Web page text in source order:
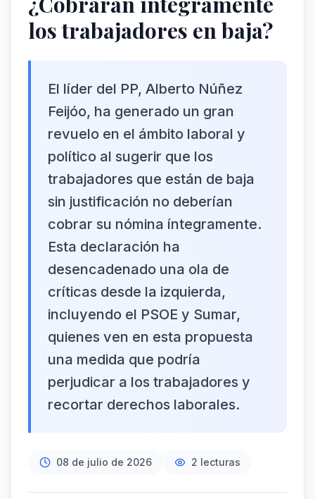
los trabajadores en baja?
El líder del PP, Alberto Núñez
Feijóo, ha generado un gran
revuelo en el ámbito laboral y
político al sugerir que los
trabajadores que están de baja
sin justificación no deberían
cobrar su nómina íntegramente.
Esta declaración ha
desencadenado una ola de
críticas desde la izquierda,
incluyendo el PSOE y Sumar,
quienes ven en esta propuesta
una medida que podría
perjudicar a los trabajadores y
recortar derechos laborales.
08 de julio de 2026 2 lecturas